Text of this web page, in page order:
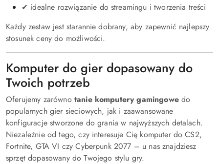
✔ idealne rozwiązanie do streamingu i tworzenia treści
Każdy zestaw jest starannie dobrany, aby zapewnić najlepszy
stosunek ceny do możliwości.
Komputer do gier dopasowany do
Twoich potrzeb
Oferujemy zarówno tanie komputery gamingowedo
popularnych gier sieciowych, jak i zaawansowane
konfiguracje stworzone do grania w najwyższych detalach.
Niezależnie od tego, czy interesuje Cię komputer do CS2,
Fortnite, GTA VI czy Cyberpunk 2077 – u nas znajdziesz
sprzęt dopasowany do Twojego stylu gry.